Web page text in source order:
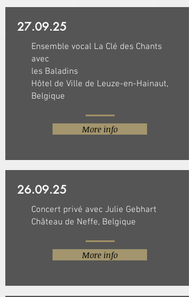
27.09.25
Ensemble vocal La Clé des Chants
avec
les Baladins
Hôtel de Ville de Leuze-en-Hainaut,
Belgique
More info
26.09.25
Concert privé avec Julie Gebhart
Château de Neffe, Belgique
More info